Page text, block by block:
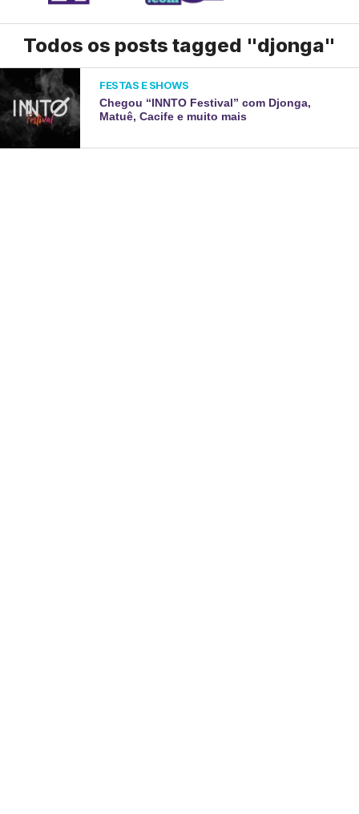
Todos os posts tagged "djonga"
FESTAS E SHOWS
Chegou “INNTO Festival” com Djonga,
Matuê, Cacife e muito mais